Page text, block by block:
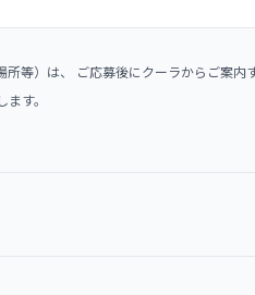
等）は、 ご応募後にクーラからご案内
す。